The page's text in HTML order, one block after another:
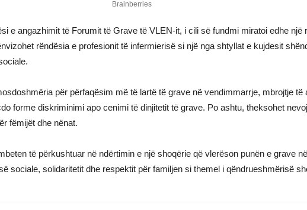
e angazhimit të Forumit të Grave të VLEN-it, i cili së fundmi miratoi edhe
rëndësia e profesionit të infermierisë si një nga shtyllat e kujdesit
për përfaqësim më të lartë të grave në vendimmarrje, mbrojtje
forme diskriminimi apo cenimi të dinjitetit të grave. Po ashtu, theksohet
fëmijët dhe nënat.
të përkushtuar në ndërtimin e një shoqërie që vlerëson punën e grave
sociale, solidaritetit dhe respektit për familjen si themel i qëndrueshmërisë